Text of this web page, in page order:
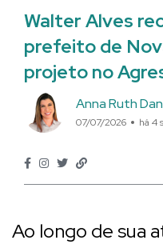
Walter Alves
prefeito de
projeto no
Anna Ruth
07/07/2026 há 4
Ao longo de sua